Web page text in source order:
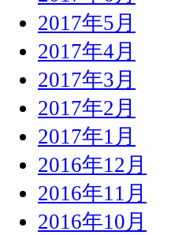
2017年5月
2017年4月
2017年3月
2017年2月
2017年1月
2016年12月
2016年11月
2016年10月